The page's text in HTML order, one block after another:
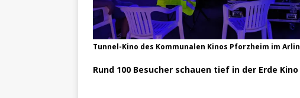
Tunnel-Kino des Kommunalen Kinos Pforzheim im
Rund 100 Besucher schauen tief in der Erde